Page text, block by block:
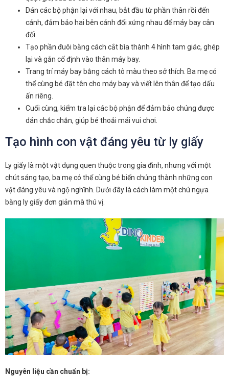
Dán các bộ phận lại với nhau, bắt đầu từ phần thân rồi đến
cánh, đảm bảo hai bên cánh đối xứng nhau để máy bay cân
đối.
Tạo phần đuôi bằng cách cắt bìa thành 4 hình tam giác, ghép
lại và gắn cố định vào thân máy bay.
Trang trí máy bay bằng cách tô màu theo sở thích. Ba mẹ có
thể cùng bé đặt tên cho máy bay và viết lên thân để tạo dấu
ấn riêng.
Cuối cùng, kiểm tra lại các bộ phận để đảm bảo chúng được
dán chắc chắn, giúp bé thoải mái vui chơi.
Tạo hình con vật đáng yêu từ ly giấy
Ly giấy là một vật dụng quen thuộc trong gia đình, nhưng với một
chút sáng tạo, ba mẹ có thể cùng bé biến chúng thành những con
vật đáng yêu và ngộ nghĩnh. Dưới đây là cách làm một chú ngựa
bằng ly giấy đơn giản mà thú vị.
Nguyên liệu cần chuẩn bị: